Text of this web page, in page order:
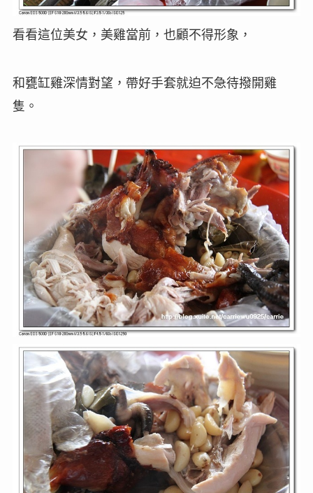
看看這位美女，美雞當前，也顧不得形象，
和甕缸雞深情對望，帶好手套就迫不急待撥開雞
隻。